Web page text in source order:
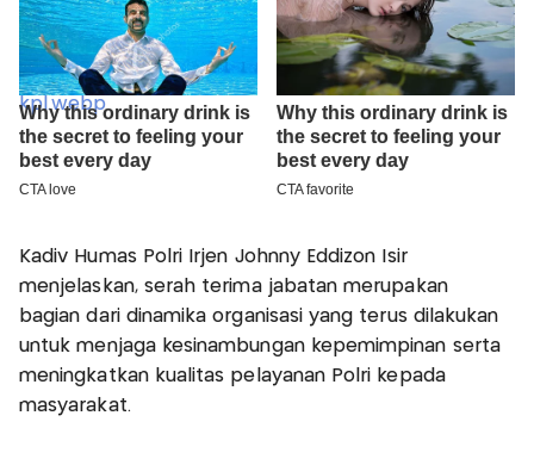
Kadiv Humas Polri Irjen Johnny Eddizon Isir
menjelaskan, serah terima jabatan merupakan
bagian dari dinamika organisasi yang terus dilakukan
untuk menjaga kesinambungan kepemimpinan serta
meningkatkan kualitas pelayanan Polri kepada
masyarakat.